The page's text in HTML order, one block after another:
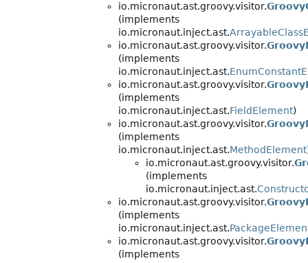
io.micronaut.ast.groovy.visitor.
(implements
io.micronaut.inject.ast.
io.micronaut.ast.groovy.visitor.
(implements
io.micronaut.inject.ast.
io.micronaut.ast.groovy.visitor.
(implements
io.micronaut.inject.ast.FieldElement)
io.micronaut.ast.groovy.visitor.
(implements
io.micronaut.inject.ast.MethodElement
io.micronaut.ast.groovy.visitor.
(implements
io.micronaut.inject.ast.
io.micronaut.ast.groovy.visitor.
(implements
io.micronaut.inject.ast.
io.micronaut.ast.groovy.visitor.
(implements